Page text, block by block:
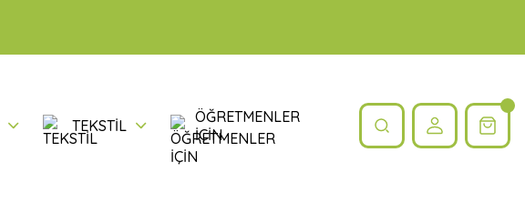
TEKSTİL
ÖĞRETMENLER
İÇİN